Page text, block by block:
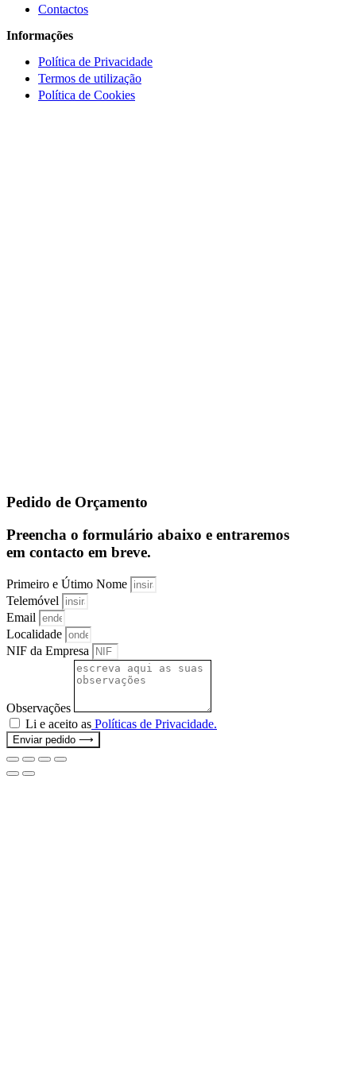
Contactos
Informações
Política de Privacidade
Termos de utilização
Política de Cookies
Pedido de Orçamento
Preencha o formulário abaixo e entraremos
em contacto em breve.
Primeiro e Útimo Nome
Telemóvel
Email
Localidade
NIF da Empresa
Observações
Li e aceito as Políticas de Privacidade.
Enviar pedido ⟶